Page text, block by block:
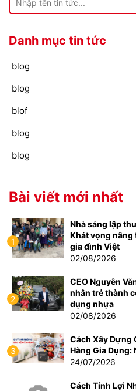
Danh mục tin tức
blog
blog
blof
blog
blog
Bài viết mới nhất
1
Nhà sáng lập
Khát vọng
gia đình Việt
02/08/2026
2
CEO Nguyễn
nhân trẻ thành
dụng nhựa
02/08/2026
3
Cách Xây Dựng
Hàng Gia Dụng:
24/07/2026
Cách Tính Lợi